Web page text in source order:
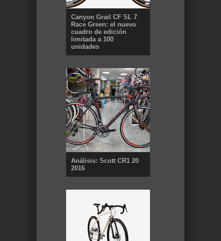
Canyon Grail CF SL 7
Race Green: el nuevo
cuadro de edición
limitada a 100
unidades
Análisis: Scott CR1 20
2016